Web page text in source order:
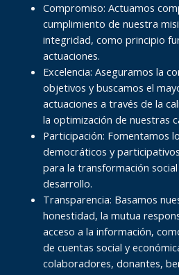
Compromiso: Actuamos
cumplimiento de nuestra
integridad, como principio
actuaciones.
Excelencia: Aseguramos la
objetivos y buscamos el
actuaciones a través de la
la optimización de nuestras
Participación: Fomentamos
democráticos y
para la transformación
desarrollo.
Transparencia: Basamos
honestidad, la mutua
acceso a la información,
de cuentas social y
colaboradores, donantes,